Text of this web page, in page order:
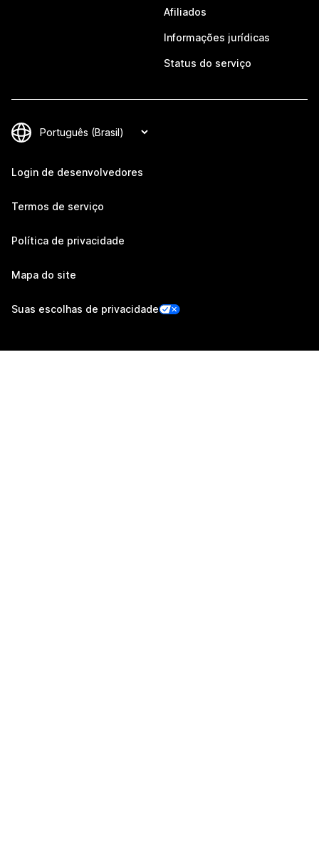
Afiliados
Informações jurídicas
Status do serviço
Login de desenvolvedores
Termos de serviço
Política de privacidade
Mapa do site
Suas escolhas de privacidade